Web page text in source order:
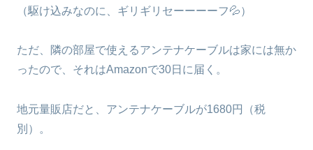
（駆け込みなのに、ギリギリセーーーーフ💦）
ただ、隣の部屋で使えるアンテナケーブルは家には無か
ったので、それはAmazonで30日に届く。
地元量販店だと、アンテナケーブルが1680円（税
別）。